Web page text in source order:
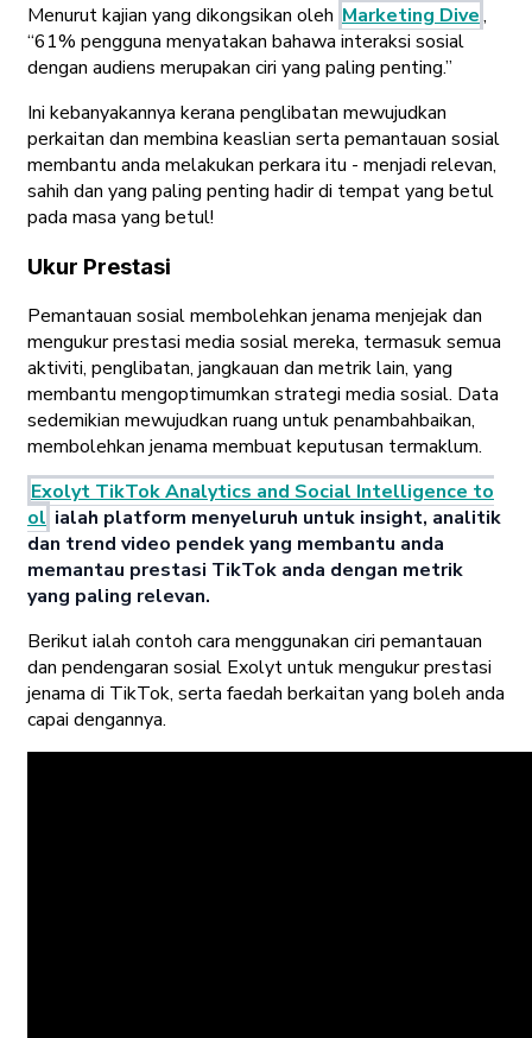
Menurut kajian yang dikongsikan oleh Marketing Dive,
“61% pengguna menyatakan bahawa interaksi sosial
dengan audiens merupakan ciri yang paling penting.”
Ini kebanyakannya kerana penglibatan mewujudkan
perkaitan dan membina keaslian serta pemantauan sosial
membantu anda melakukan perkara itu - menjadi relevan,
sahih dan yang paling penting hadir di tempat yang betul
pada masa yang betul!
Ukur Prestasi
Pemantauan sosial membolehkan jenama menjejak dan
mengukur prestasi media sosial mereka, termasuk semua
aktiviti, penglibatan, jangkauan dan metrik lain, yang
membantu mengoptimumkan strategi media sosial. Data
sedemikian mewujudkan ruang untuk penambahbaikan,
membolehkan jenama membuat keputusan termaklum.
Exolyt TikTok Analytics and Social Intelligence to
ol ialah platform menyeluruh untuk insight, analitik
dan trend video pendek yang membantu anda
memantau prestasi TikTok anda dengan metrik
yang paling relevan.
Berikut ialah contoh cara menggunakan ciri pemantauan
dan pendengaran sosial Exolyt untuk mengukur prestasi
jenama di TikTok, serta faedah berkaitan yang boleh anda
capai dengannya.